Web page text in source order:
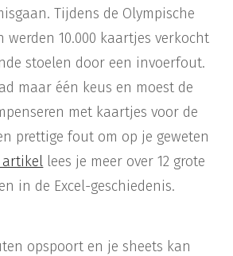
Tijdens de Olympische
werden 10.000 kaartjes verkocht
stoelen door een invoerfout.
maar één keus en moest de
met kaartjes voor de
prettige fout om op je geweten
lees je meer over 12 grote
in de Excel-geschiedenis.
opspoort en je sheets kan